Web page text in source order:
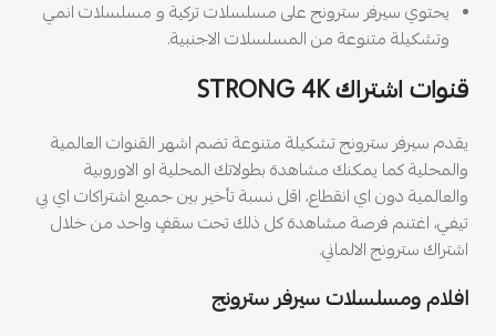
يحتوي سيرفر سترونج على مسلسلات تركية و مسلسلات انمي
وتشكيلة متنوعة من المسلسلات الاجنبية.
قنوات اشتراك STRONG 4K
يقدم سيرفر سترونج تشكيلة متنوعة تضم اشهر القنوات العالمية
والمحلية كما يمكنك مشاهدة بطولاتك المحلية او الاوروبية
والعالمية دون اي انقطاع، اقل نسبة تأخير بين جميع اشتراكات اي بي
تيفي، اغتنم فرصة مشاهدة كل ذلك تحت سقفٍ واحد من خلال
اشتراك سترونج الالماني.
افلام ومسلسلات سيرفر سترونج